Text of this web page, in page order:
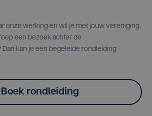
onze werking en wil je met jouw vereniging,
een bezoek achter de
kan je een begeleide rondleiding
Boek rondleiding